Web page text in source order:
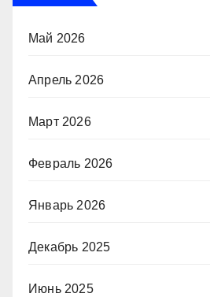
Май 2026
Апрель 2026
Март 2026
Февраль 2026
Январь 2026
Декабрь 2025
Июнь 2025